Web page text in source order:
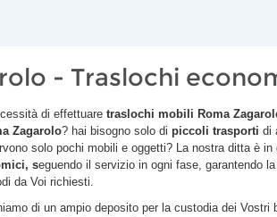
- Traslochi
di effettuare traslochi mobili Roma
Zagarolo? hai bisogno solo di piccoli trasporti di
solo pochi mobili e oggetti? La nostra ditta è
seguendo il servizio in ogni fase, garantendo
da Voi richiesti.
di un ampio deposito per la custodia dei